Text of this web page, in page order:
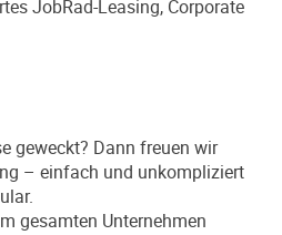
JobRad-Leasing, Corporate
geweckt? Dann freuen wir
– einfach und unkompliziert
gesamten Unternehmen